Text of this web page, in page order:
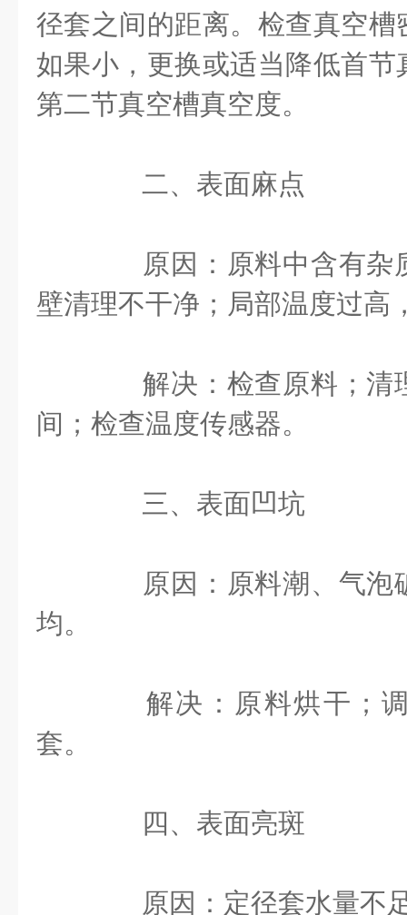
径套之间的距离。检查真空
如果小，更换或适当降低首
第二节真空槽真空度。
二、表面麻点
原因：原料中含有杂
壁清理不干净；局部温度过高
解决：检查原料；清
间；检查温度传感器。
三、表面凹坑
原因：原料潮、气泡
均。
解决：原料烘干；调
套。
四、表面亮斑
原因：定径套水量不